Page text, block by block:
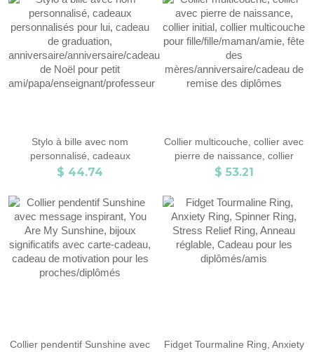
pour les professionnels de la
santé/diplômés
médecin/infirmière/cadeau de
graduation
Stylo à bille avec nom
personnalisé, cadeaux
personnalisés pour lui, cadeau
anniversaire/anniversaire/cadeau
de Noël pour petit
ami/papa/enseignant/professeur
$ 44.74
Collier multicouche, collier avec
pierre de naissance, collier
initial, collier multicouche pour
mères/anniversaire/cadeau de
remise des diplômes
$ 53.21
Collier pendentif Sunshine avec
Fidget Tourmaline Ring, Anxiety